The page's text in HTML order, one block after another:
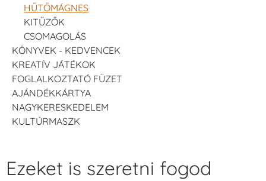
HŰTŐMÁGNES
KITŰZŐK
CSOMAGOLÁS
KÖNYVEK - KEDVENCEK
KREATÍV JÁTÉKOK
FOGLALKOZTATÓ FÜZET
AJÁNDÉKKÁRTYA
NAGYKERESKEDELEM
KULTÚRMASZK
Ezeket is szeretni fogod